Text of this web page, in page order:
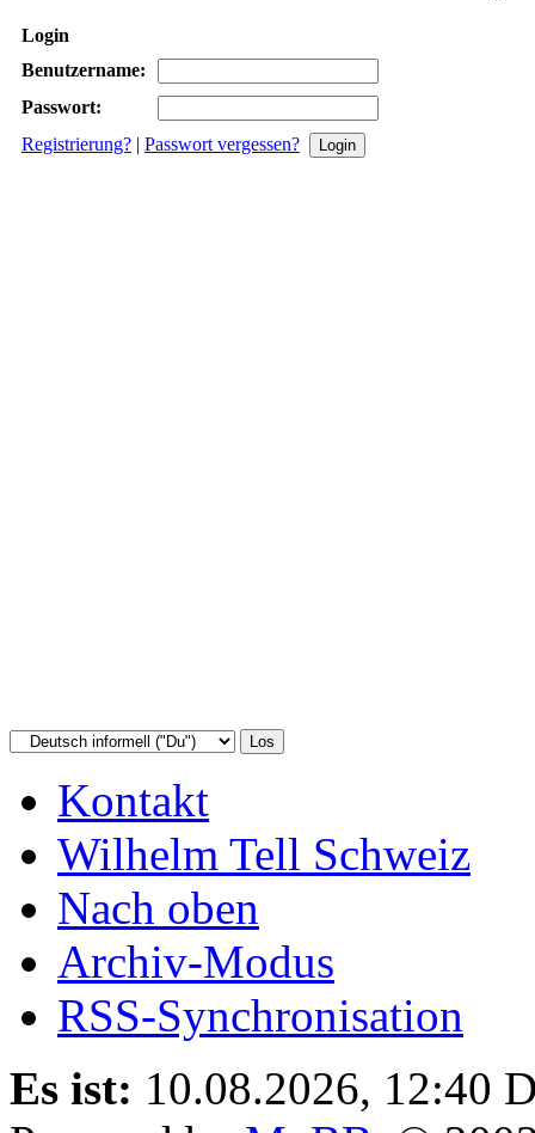
Login
Benutzername:
Passwort:
Registrierung? | Passwort vergessen?
Kontakt
Wilhelm Tell Schweiz
Nach oben
Archiv-Modus
RSS-Synchronisation
Es ist: 10.08.2026, 12:40